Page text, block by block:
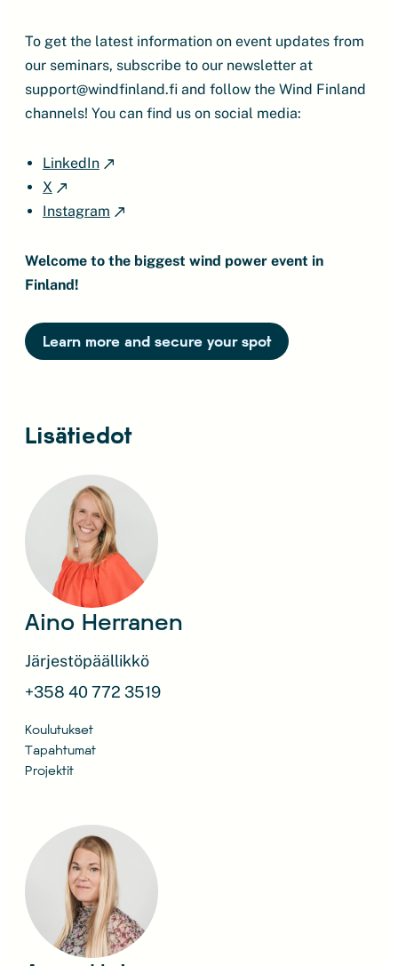
To get the latest information on event updates from
our seminars, subscribe to our newsletter at
support@windfinland.fi and follow the Wind Finland
channels! You can find us on social media:
LinkedIn
X
Instagram
Welcome to the biggest wind power event in
Finland!
Learn more and secure your spot
Lisätiedot
Aino Herranen
Järjestöpäällikkö
+358 40 772 3519
Koulutukset
Tapahtumat
Projektit